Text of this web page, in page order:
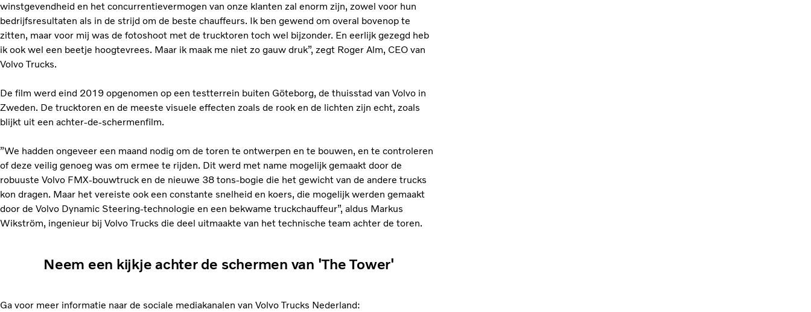
winstgevendheid en het concurrentievermogen van onze klanten zal enorm zijn, zowel voor hun
bedrijfsresultaten als in de strijd om de beste chauffeurs. Ik ben gewend om overal bovenop te
zitten, maar voor mij was de fotoshoot met de trucktoren toch wel bijzonder. En eerlijk gezegd heb
ik ook wel een beetje hoogtevrees. Maar ik maak me niet zo gauw druk”, zegt Roger Alm, CEO van
Volvo Trucks.
De film werd eind 2019 opgenomen op een testterrein buiten Göteborg, de thuisstad van Volvo in
Zweden. De trucktoren en de meeste visuele effecten zoals de rook en de lichten zijn echt, zoals
blijkt uit een achter-de-schermenfilm.
”We hadden ongeveer een maand nodig om de toren te ontwerpen en te bouwen, en te controleren
of deze veilig genoeg was om ermee te rijden. Dit werd met name mogelijk gemaakt door de
robuuste Volvo FMX-bouwtruck en de nieuwe 38 tons-bogie die het gewicht van de andere trucks
kon dragen. Maar het vereiste ook een constante snelheid en koers, die mogelijk werden gemaakt
door de Volvo Dynamic Steering-technologie en een bekwame truckchauffeur”, aldus Markus
Wikström, ingenieur bij Volvo Trucks die deel uitmaakte van het technische team achter de toren.
Neem een kijkje achter de schermen van 'The Tower'
Ga voor meer informatie naar de sociale mediakanalen van Volvo Trucks Nederland: